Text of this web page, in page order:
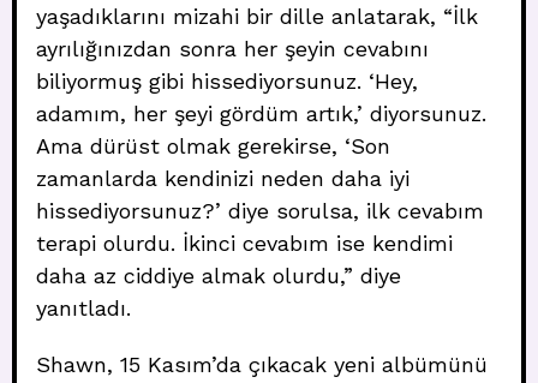
yaşadıklarını mizahi bir dille anlatarak, “İlk
ayrılığınızdan sonra her şeyin cevabını
biliyormuş gibi hissediyorsunuz. ‘Hey,
adamım, her şeyi gördüm artık,’ diyorsunuz.
Ama dürüst olmak gerekirse, ‘Son
zamanlarda kendinizi neden daha iyi
hissediyorsunuz?’ diye sorulsa, ilk cevabım
terapi olurdu. İkinci cevabım ise kendimi
daha az ciddiye almak olurdu,” diye
yanıtladı.
Shawn, 15 Kasım’da çıkacak yeni albümünü